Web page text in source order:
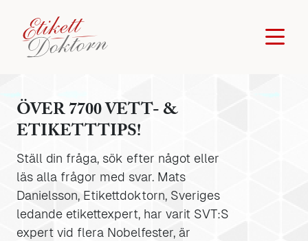
ÖVER 7700 VETT- &
ETIKETTTIPS!
Ställ din fråga, sök efter något eller
läs alla frågor med svar. Mats
Danielsson, Etikettdoktorn, Sveriges
ledande etikettexpert, har varit SVT:S
expert vid flera Nobelfester, är